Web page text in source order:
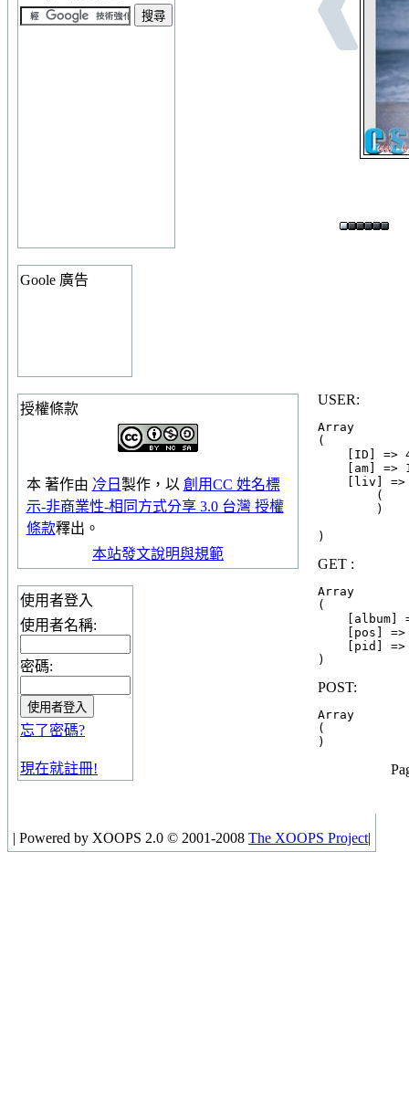
Goole 廣告
授權條款
本 著作由 冷日 製作，以 創用CC 姓名標
示-非商業性-相同方式分享 3.0 台灣 授權
條款釋出。
本站發文說明與規範
使用者登入
使用者名稱:
密碼:
忘了密碼?
現在就註冊!
USER:
Array
(
[ID] =>
[am] =>
[liv] =>
        (
        )
GET :
Array
(
[album]
[pos] =>
[pid] =>
POST:
Array
(
| Powered by XOOPS 2.0 © 2001-2008 The XOOPS Project|